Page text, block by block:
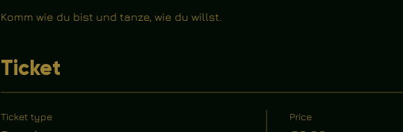
Komm wie du bist und tanze, wie du willst.
Ticket
Ticket type Price